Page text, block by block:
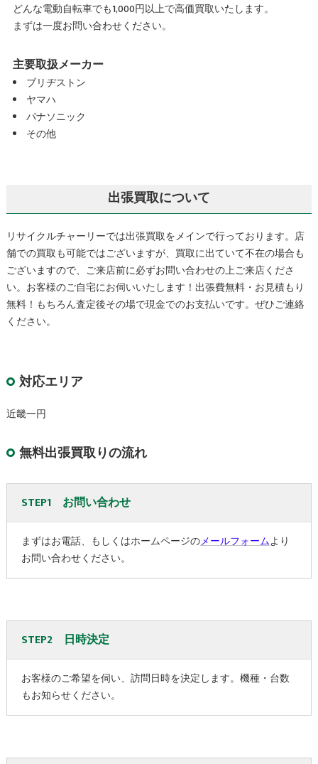
どんな電動自転車でも1,000円以上で高価買取いたします。
まずは一度お問い合わせください。
主要取扱メーカー
ブリヂストン
ヤマハ
パナソニック
その他
出張買取について
リサイクルチャーリーでは出張買取をメインで行っております。店
舗での買取も可能ではございますが、買取に出ていて不在の場合も
ございますので、ご来店前に必ずお問い合わせの上ご来店くださ
い。お客様のご自宅にお伺いいたします！出張費無料・お見積もり
無料！もちろん査定後その場で現金でのお支払いです。ぜひご連絡
ください。
対応エリア
近畿一円
無料出張買取りの流れ
STEP1 お問い合わせ
まずはお電話、もしくはホームページのメールフォームより
お問い合わせください。
STEP2 日時決定
お客様のご希望を伺い、訪問日時を決定します。機種・台数
もお知らせください。